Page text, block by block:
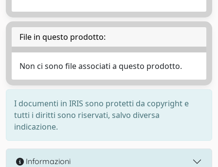
File in questo prodotto:
Non ci sono file associati a questo prodotto.
I documenti in IRIS sono protetti da copyright e
tutti i diritti sono riservati, salvo diversa
indicazione.
Informazioni